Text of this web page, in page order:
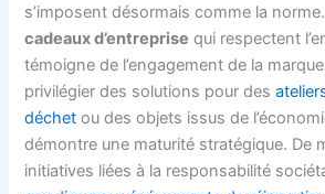
s’imposent désormais comme la
cadeaux d’entreprise qui respectent
témoigne de l’engagement de la
privilégier des solutions pour des
déchet ou des objets issus de
démontre une maturité stratégique. De
initiatives liées à la responsabilité